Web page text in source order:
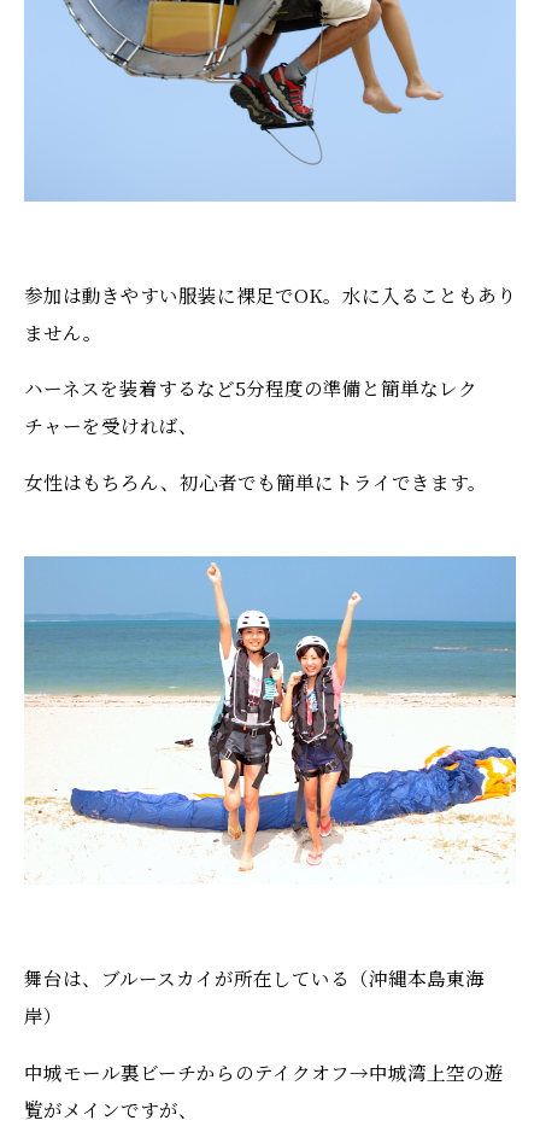
参加は動きやすい服装に裸足でOK。水に入ることもあり
ません。
ハーネスを装着するなど5分程度の準備と簡単なレク
チャーを受ければ、
女性はもちろん、初心者でも簡単にトライできます。
舞台は、ブルースカイが所在している（沖縄本島東海
岸）
中城モール裏ビーチからのテイクオフ→中城湾上空の遊
覧がメインですが、